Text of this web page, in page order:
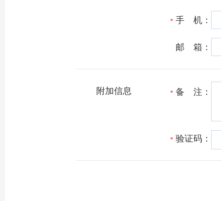
* 手 机：
邮 箱：
附加信息 * 备 注：
* 验证码：